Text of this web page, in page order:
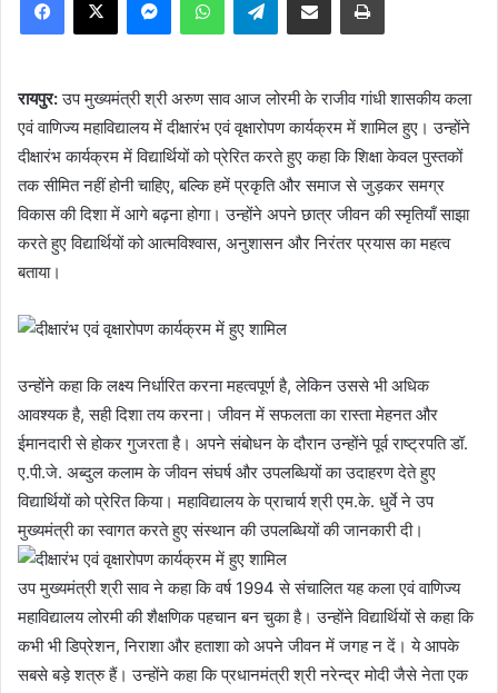
रायपुर:उप मुख्यमंत्री श्री अरुण साव आज लोरमी के राजीव गांधी शासकीय कला
एवं वाणिज्य महाविद्यालय में दीक्षारंभ एवं वृक्षारोपण कार्यक्रम में शामिल हुए। उन्होंने
दीक्षारंभ कार्यक्रम में विद्यार्थियों को प्रेरित करते हुए कहा कि शिक्षा केवल पुस्तकों
तक सीमित नहीं होनी चाहिए, बल्कि हमें प्रकृति और समाज से जुड़कर समग्र
विकास की दिशा में आगे बढ़ना होगा। उन्होंने अपने छात्र जीवन की स्मृतियाँ साझा
करते हुए विद्यार्थियों को आत्मविश्वास, अनुशासन और निरंतर प्रयास का महत्व
बताया।
उन्होंने कहा कि लक्ष्य निर्धारित करना महत्वपूर्ण है, लेकिन उससे भी अधिक
आवश्यक है, सही दिशा तय करना। जीवन में सफलता का रास्ता मेहनत और
ईमानदारी से होकर गुजरता है। अपने संबोधन के दौरान उन्होंने पूर्व राष्ट्रपति डॉ.
ए.पी.जे. अब्दुल कलाम के जीवन संघर्ष और उपलब्धियों का उदाहरण देते हुए
विद्यार्थियों को प्रेरित किया। महाविद्यालय के प्राचार्य श्री एम.के. धुर्वे ने उप
मुख्यमंत्री का स्वागत करते हुए संस्थान की उपलब्धियों की जानकारी दी।
उप मुख्यमंत्री श्री साव ने कहा कि वर्ष 1994 से संचालित यह कला एवं वाणिज्य
महाविद्यालय लोरमी की शैक्षणिक पहचान बन चुका है। उन्होंने विद्यार्थियों से कहा कि
कभी भी डिप्रेशन, निराशा और हताशा को अपने जीवन में जगह न दें। ये आपके
सबसे बड़े शत्रु हैं। उन्होंने कहा कि प्रधानमंत्री श्री नरेन्द्र मोदी जैसे नेता एक